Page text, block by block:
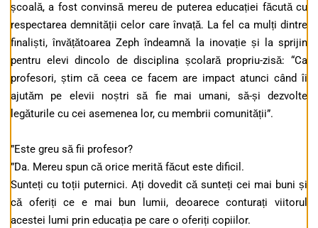
școală, a fost convinsă mereu de puterea educației făcută cu
respectarea demnității celor care învață. La fel ca mulți dintre
finaliști, învățătoarea Zeph îndeamnă la inovație și la sprijin
pentru elevi dincolo de disciplina școlară propriu-zisă: “Ca
profesori, știm că ceea ce facem are impact atunci când îi
ajutăm pe elevii noștri să fie mai umani, să-și dezvolte
legăturile cu cei asemenea lor, cu membrii comunității”.
”Este greu să fii profesor?
”Da. Mereu spun că orice merită făcut este dificil.
Sunteți cu toții puternici. Ați dovedit că sunteți cei mai buni și
că oferiți ce e mai bun lumii, deoarece conturați viitorul
acestei lumi prin educația pe care o oferiți copiilor.